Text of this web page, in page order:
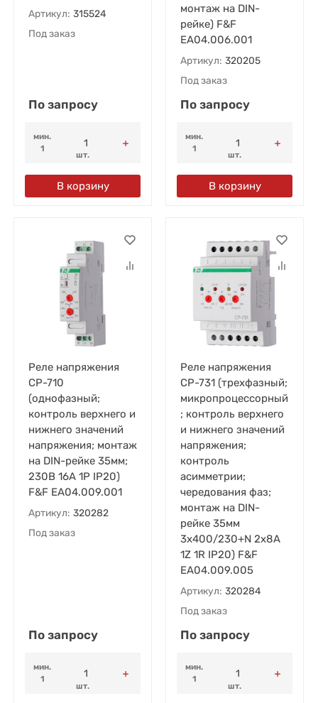
Артикул: 315524
Под заказ
По запросу
мин.
1
шт.
В корзину
монтаж на DIN-
рейке) F&F
EA04.006.001
Артикул: 320205
Под заказ
По запросу
мин.
1
шт.
В корзину
Реле напряжения
CP-710
(однофазный;
контроль верхнего и
нижнего значений
напряжения; монтаж
на DIN-рейке 35мм;
230В 16А 1P IP20)
F&F EA04.009.001
Артикул: 320282
Под заказ
По запросу
мин.
1
шт.
Реле напряжения
CP-731 (трехфазный;
микропроцессорный
; контроль верхнего
и нижнего значений
напряжения;
контроль
асимметрии;
чередования фаз;
монтаж на DIN-
рейке 35мм
3х400/230+N 2х8А
1Z 1R IP20) F&F
EA04.009.005
Артикул: 320284
Под заказ
По запросу
мин.
1
шт.